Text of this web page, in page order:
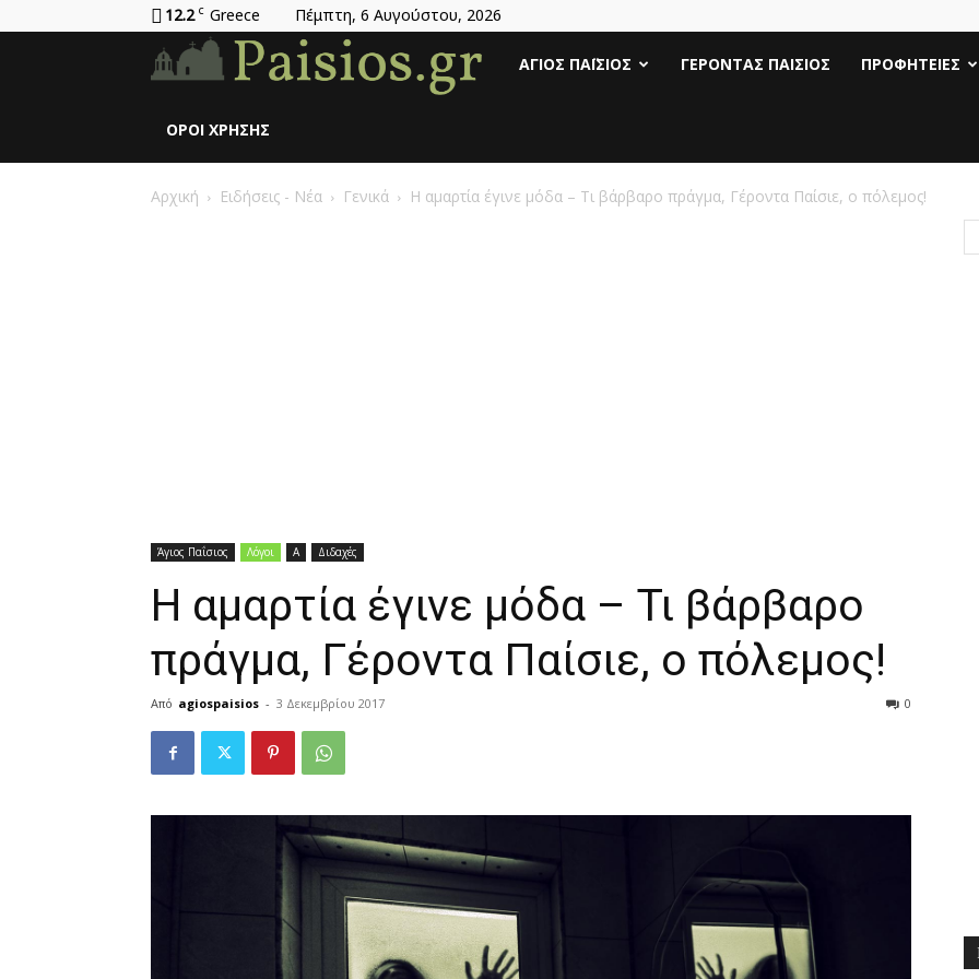
12.2 C Greece Πέμπτη, 6 Αυγούστου, 2026
Άγιος
Παΐσιος
ΆΓΙΟΣ ΠΑΪ́ΣΙΟΣ ΓΈΡΟΝΤΑΣ ΠΑΊΣΙΟΣ ΠΡΟΦΗΤΕΊΕΣ
ΌΡΟΙ ΧΡΉΣΗΣ
Αρχική Ειδήσεις - Νέα Γενικά Η αμαρτία έγινε μόδα – Τι βάρβαρο πράγμα, Γέροντα Παίσιε, ο πόλεμος!
Άγιος Παΐσιος Λόγοι Α Διδαχές
Η αμαρτία έγινε μόδα – Τι βάρβαρο
πράγμα, Γέροντα Παίσιε, ο πόλεμος!
Από agiospaisios - 3 Δεκεμβρίου 2017 0